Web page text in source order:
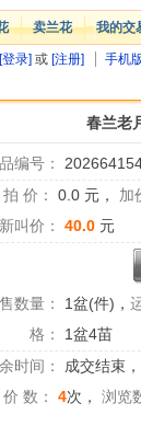
卖兰花 我的交
[登录] 或 [注册] 手机
春兰老
编号：
价：
0.0 元， 加
叫价：
40.0 元
数量： 1盆(件) ，
格：
1盆4苗
时间：
成交结束 ，
数：
4次， 浏览